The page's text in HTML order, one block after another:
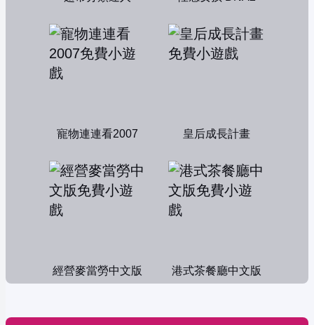
寵物連連看2007 皇后成長計畫
經營麥當勞中文版 港式茶餐廳中文版